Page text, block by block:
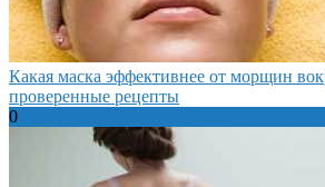
Какая маска эффективнее от морщин
проверенные рецепты
0